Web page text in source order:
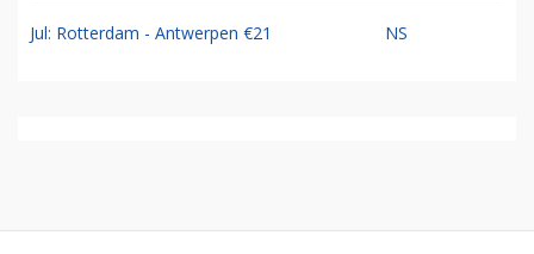
Jul: Rotterdam - Antwerpen €21 NS